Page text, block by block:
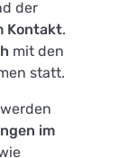
der
Kontakt.
mit den
statt.
werden
im